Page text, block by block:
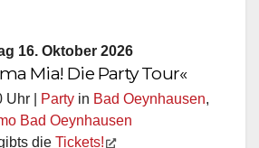
16. Oktober 2026
Mia! Die Party Tour«
Uhr | Party in Bad Oeynhausen,
Bad Oeynhausen
die Tickets!